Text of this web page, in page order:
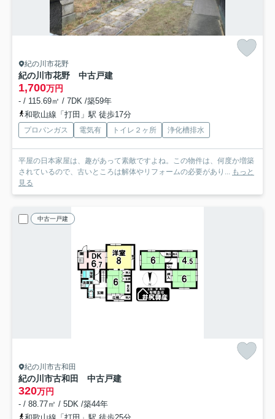
紀の川市花野
紀の川市花野 中古戸建
1,700万円
- / 115.69㎡ / 7DK /築59年
和歌山線「打田」駅 徒歩17分
プロパンガス 電気有 トイレ２ヶ所 浄化槽排水
平屋の日本家屋は、趣があって素敵ですよね。この物件は、何度か増築
されているので、古いところは解体やリフォームの必要があり... もっと
見る
中古一戸建
紀の川市古和田
紀の川市古和田 中古戸建
320万円
- / 88.77㎡ / 5DK /築44年